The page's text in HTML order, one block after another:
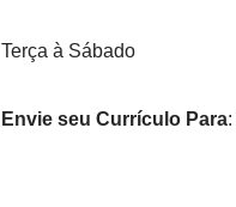
Terça à Sábado
Envie seu Currículo Para: